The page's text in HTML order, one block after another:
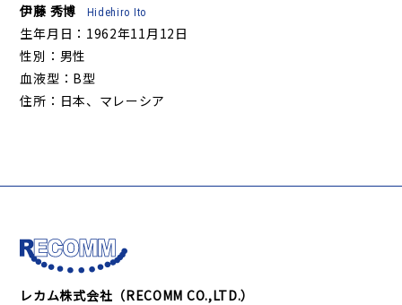
伊藤 秀博 Hidehiro Ito
生年月日：1962年11月12日
性別：男性
血液型：B型
住所：日本、マレーシア
レカム株式会社（RECOMM CO.,LTD.）